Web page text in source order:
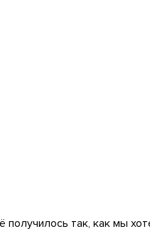
так, как мы